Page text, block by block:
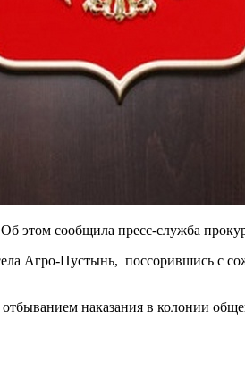
этом сообщила пресс-служба
Агро-Пустынь, поссорившись с
наказания в колонии